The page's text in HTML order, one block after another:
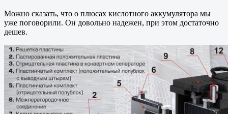
Можно сказать, что о плюсах кислотного аккумулятора мы
уже поговорили. Он довольно надежен, при этом достаточно
дешев.